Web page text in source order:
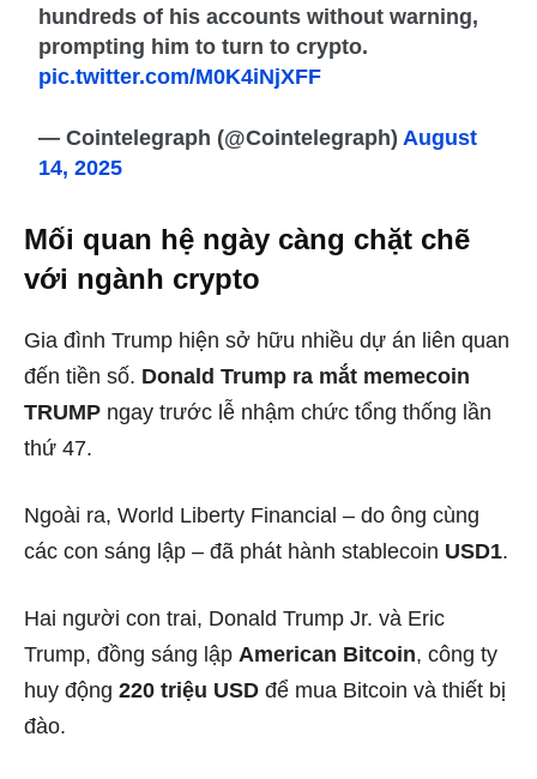
hundreds of his accounts without warning,
prompting him to turn to crypto.
pic.twitter.com/M0K4iNjXFF
— Cointelegraph (@Cointelegraph) August
14, 2025
Mối quan hệ ngày càng chặt chẽ
với ngành crypto
Gia đình Trump hiện sở hữu nhiều dự án liên quan
đến tiền số. Donald Trump ra mắt memecoin
TRUMP ngay trước lễ nhậm chức tổng thống lần
thứ 47.
Ngoài ra, World Liberty Financial – do ông cùng
các con sáng lập – đã phát hành stablecoin USD1.
Hai người con trai, Donald Trump Jr. và Eric
Trump, đồng sáng lập American Bitcoin, công ty
huy động 220 triệu USD để mua Bitcoin và thiết bị
đào.